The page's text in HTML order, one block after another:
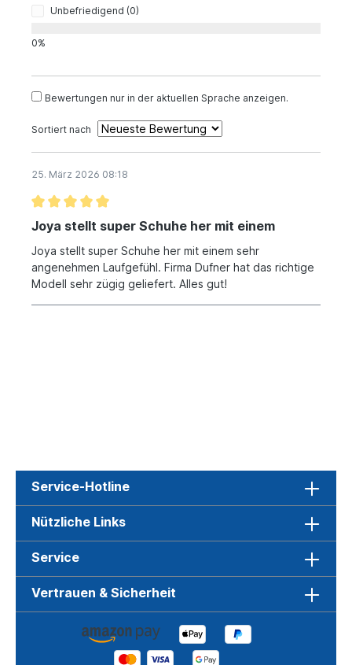
Unbefriedigend (0)
0%
Bewertungen nur in der aktuellen Sprache anzeigen.
Sortiert nach
25. März 2026 08:18
Joya stellt super Schuhe her mit einem
Joya stellt super Schuhe her mit einem sehr
angenehmen Laufgefühl. Firma Dufner hat das richtige
Modell sehr zügig geliefert. Alles gut!
Service-Hotline
Nützliche Links
Service
Vertrauen & Sicherheit